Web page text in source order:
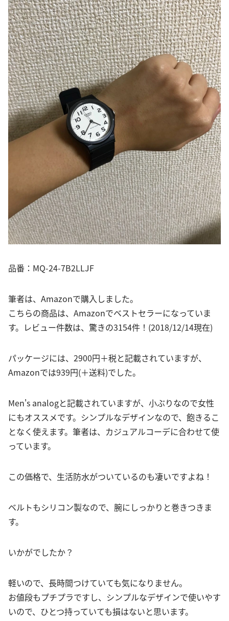
品番：MQ-24-7B2LLJF
筆者は、Amazonで購入しました。
こちらの商品は、Amazonでベストセラーになっていま
す。レビュー件数は、驚きの3154件！(2018/12/14現在)
パッケージには、2900円＋税と記載されていますが、
Amazonでは939円(＋送料)でした。
Men's analogと記載されていますが、小ぶりなので女性
にもオススメです。シンプルなデザインなので、飽きるこ
となく使えます。筆者は、カジュアルコーデに合わせて使
っています。
この価格で、生活防水がついているのも凄いですよね！
ベルトもシリコン製なので、腕にしっかりと巻きつきま
す。
いかがでしたか？
軽いので、長時間つけていても気になりません。
お値段もプチプラですし、シンプルなデザインで使いやす
いので、ひとつ持っていても損はないと思います。